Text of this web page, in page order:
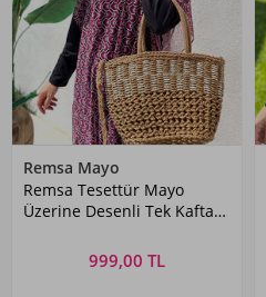
Remsa Mayo
Remsa Tesettür Mayo
Üzerine Desenli Tek Kaftan
999,00 TL